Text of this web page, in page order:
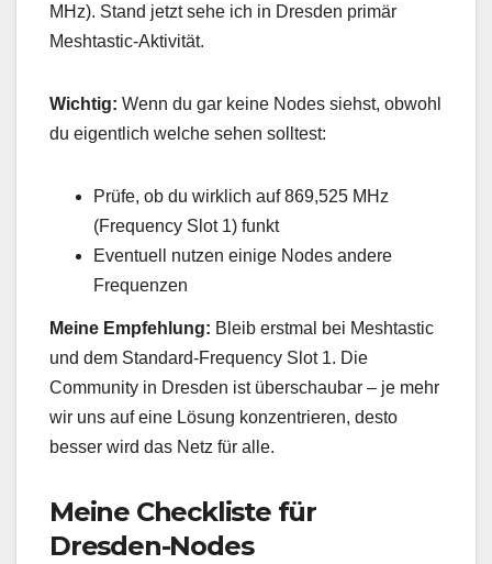
MHz). Stand jetzt sehe ich in Dresden primär
Meshtastic-Aktivität.
Wichtig: Wenn du gar keine Nodes siehst, obwohl
du eigentlich welche sehen solltest:
Prüfe, ob du wirklich auf 869,525 MHz
(Frequency Slot 1) funkt
Eventuell nutzen einige Nodes andere
Frequenzen
Meine Empfehlung: Bleib erstmal bei Meshtastic
und dem Standard-Frequency Slot 1. Die
Community in Dresden ist überschaubar – je mehr
wir uns auf eine Lösung konzentrieren, desto
besser wird das Netz für alle.
Meine Checkliste für
Dresden-Nodes